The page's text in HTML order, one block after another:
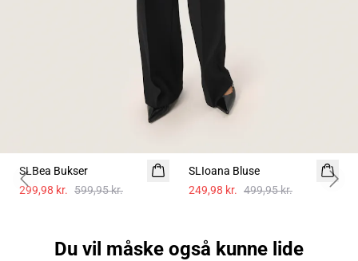
SLBea Bukser
299,98 kr. 599,95 kr.
SLIoana Bluse
249,98 kr. 499,95 kr.
Previous slide Next
Du vil måske også kunne lide